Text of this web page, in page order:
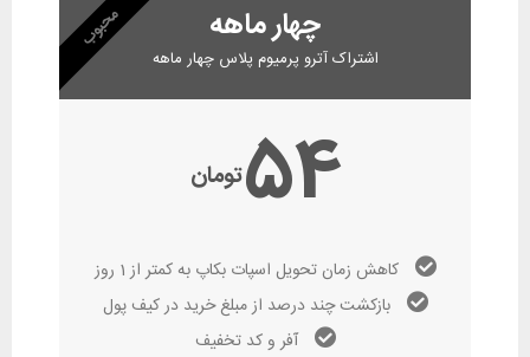
چهار ماهه
اشتراک آترو پرمیوم پلاس چهار ماهه
تومان54
کاهش زمان تحویل اسپات بکاپ به کمتر از 1 روز
بازکشت چند درصد از مبلغ خرید در کیف پول
آفر و کد تخفیف
محبوب